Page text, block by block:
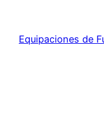
contenido
Equipaciones de